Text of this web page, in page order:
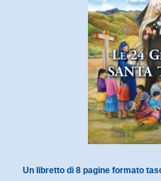
Un libretto di 8 pagine formato